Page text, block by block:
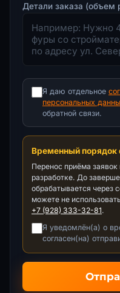
Детали заказа (объем
Я даю отдельное
персональных
обратной связи.
Временный порядок
Перенос приёма
разработке. До
обрабатывается через
можете не
+7 (928) 333-32-81.
Я уведомлён(а) о
согласен(на)